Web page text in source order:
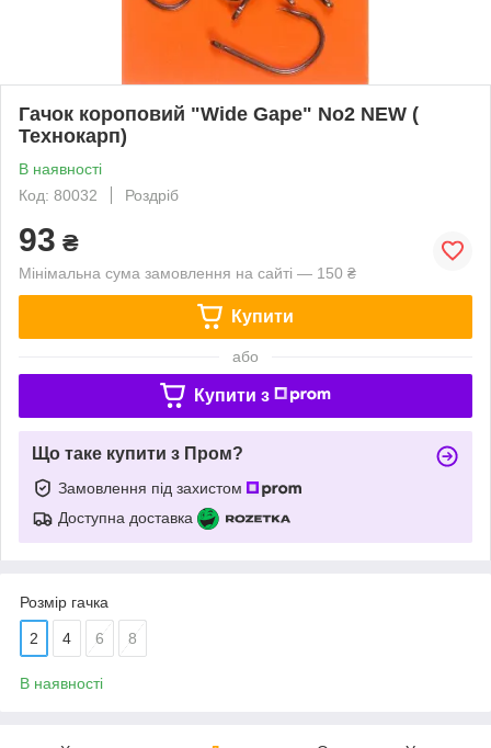
Гачок короповий "Wide Gape" No2 NEW (
Технокарп)
В наявності
Код: 80032
Роздріб
93 ₴
Мінімальна сума замовлення на сайті — 150 ₴
Купити
або
Купити з
Що таке купити з Пром?
Замовлення під захистом
Доступна доставка
Розмір гачка
2 4 6 8
В наявності